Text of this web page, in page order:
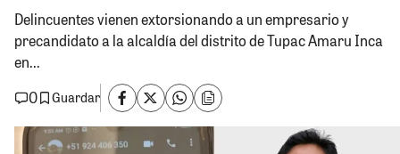
Delincuentes vienen extorsionando a un empresario y
precandidato a la alcaldía del distrito de Tupac Amaru Inca
en...
0
Guardar